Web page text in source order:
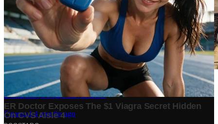
Stok BBM di Indonesia Hanya Tinggal 21 Hari, Apa
Dampaknya bagi Masyarakat?
Finansial·4 months ago